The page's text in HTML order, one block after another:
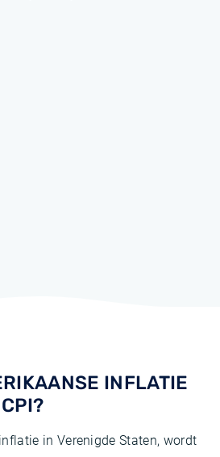
INFLATIE
in Verenigde Staten, wordt